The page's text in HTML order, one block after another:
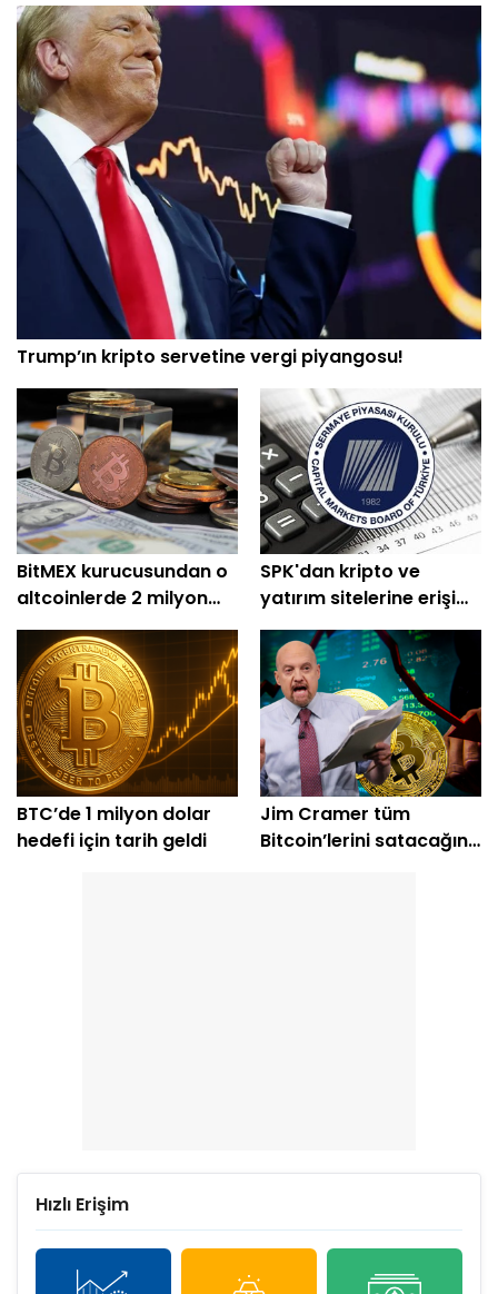
Trump’ın kripto servetine vergi piyangosu!
BitMEX kurucusundan o
altcoinlerde 2 milyon
dolarlık alım
SPK'dan kripto ve
yatırım sitelerine erişim
engeli
BTC’de 1 milyon dolar
hedefi için tarih geldi
Jim Cramer tüm
Bitcoin’lerini satacağını
Hızlı Erişim